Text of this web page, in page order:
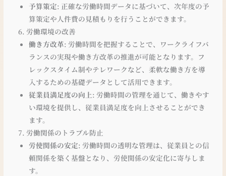
予算策定: 正確な労働時間データに基づいて、次年度の予
算策定や人件費の見積もりを行うことができます。
6. 労働環境の改善
働き方改革: 労働時間を把握することで、ワークライフバ
ランスの実現や働き方改革の推進が可能となります。フ
レックスタイム制やテレワークなど、柔軟な働き方を導
入するための基礎データとして活用できます。
従業員満足度の向上: 労働時間の管理を通じて、働きやす
い環境を提供し、従業員満足度を向上させることができ
ます。
7. 労働関係のトラブル防止
労使関係の安定: 労働時間の透明な管理は、従業員との信
頼関係を築く基盤となり、労使関係の安定化に寄与しま
す。